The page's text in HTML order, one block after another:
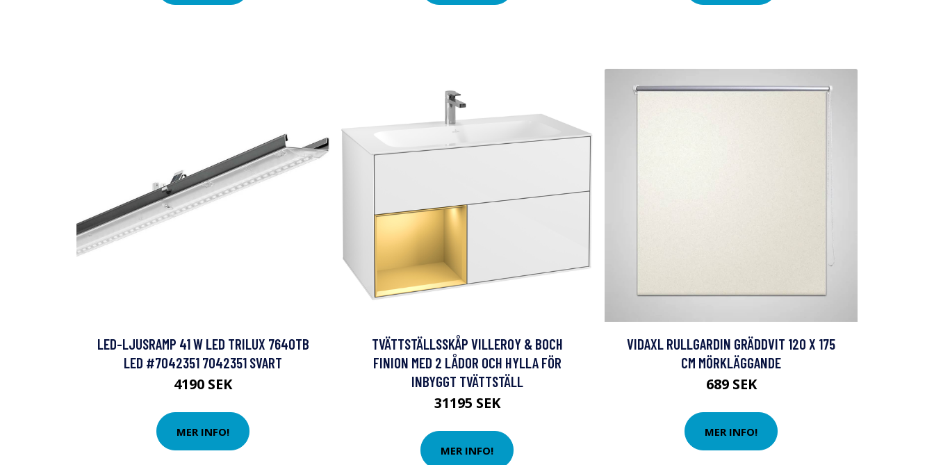
LED-LJUSRAMP 41 W LED TRILUX 7640TB
LED #7042351 7042351 SVART
4190 SEK
MER INFO!
TVÄTTSTÄLLSSKÅP VILLEROY & BOCH
FINION MED 2 LÅDOR OCH HYLLA FÖR
INBYGGT TVÄTTSTÄLL
31195 SEK
MER INFO!
VIDAXL RULLGARDIN GRÄDDVIT 120 X 175
CM MÖRKLÄGGANDE
689 SEK
MER INFO!